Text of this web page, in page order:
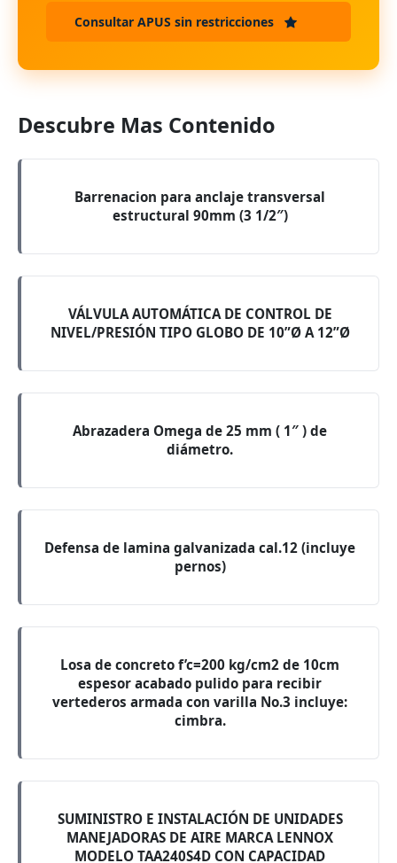
Consultar APUS sin restricciones
Descubre Mas Contenido
Barrenacion para anclaje transversal
estructural 90mm (3 1/2″)
VÁLVULA AUTOMÁTICA DE CONTROL DE
NIVEL/PRESIÓN TIPO GLOBO DE 10”Ø A 12”Ø
Abrazadera Omega de 25 mm ( 1″ ) de
diámetro.
Defensa de lamina galvanizada cal.12 (incluye
pernos)
Losa de concreto f’c=200 kg/cm2 de 10cm
espesor acabado pulido para recibir
vertederos armada con varilla No.3 incluye:
cimbra.
SUMINISTRO E INSTALACIÓN DE UNIDADES
MANEJADORAS DE AIRE MARCA LENNOX
MODELO TAA240S4D CON CAPACIDAD